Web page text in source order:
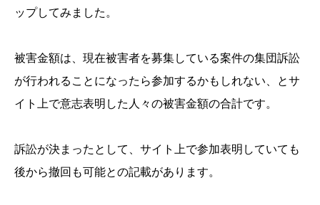
ップしてみました。
被害金額は、現在被害者を募集している案件の集団訴訟
が行われることになったら参加するかもしれない、とサ
イト上で意志表明した人々の被害金額の合計です。
訴訟が決まったとして、サイト上で参加表明していても
後から撤回も可能との記載があります。